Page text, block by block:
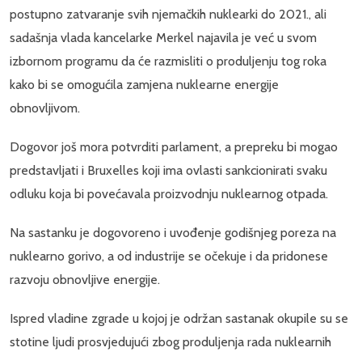
postupno zatvaranje svih njemačkih nuklearki do 2021., ali
sadašnja vlada kancelarke Merkel najavila je već u svom
izbornom programu da će razmisliti o produljenju tog roka
kako bi se omogućila zamjena nuklearne energije
obnovljivom.
Dogovor još mora potvrditi parlament, a prepreku bi mogao
predstavljati i Bruxelles koji ima ovlasti sankcionirati svaku
odluku koja bi povećavala proizvodnju nuklearnog otpada.
Na sastanku je dogovoreno i uvođenje godišnjeg poreza na
nuklearno gorivo, a od industrije se očekuje i da pridonese
razvoju obnovljive energije.
Ispred vladine zgrade u kojoj je održan sastanak okupile su se
stotine ljudi prosvjedujući zbog produljenja rada nuklearnih